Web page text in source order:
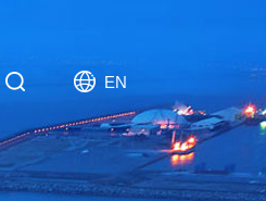
EN